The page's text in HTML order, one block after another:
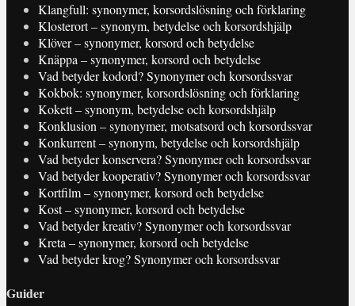
Klangfull: synonymer, korsordslösning och förklaring
Klosterort – synonym, betydelse och korsordshjälp
Klöver – synonymer, korsord och betydelse
Knäppa – synonymer, korsord och betydelse
Vad betyder kodord? Synonymer och korsordssvar
Kokbok: synonymer, korsordslösning och förklaring
Kokett – synonym, betydelse och korsordshjälp
Konklusion – synonymer, motsatsord och korsordssvar
Konkurrent – synonym, betydelse och korsordshjälp
Vad betyder konservera? Synonymer och korsordssvar
Vad betyder kooperativ? Synonymer och korsordssvar
Kortfilm – synonymer, korsord och betydelse
Kost – synonymer, korsord och betydelse
Vad betyder kreativ? Synonymer och korsordssvar
Kreta – synonymer, korsord och betydelse
Vad betyder krog? Synonymer och korsordssvar
Guider